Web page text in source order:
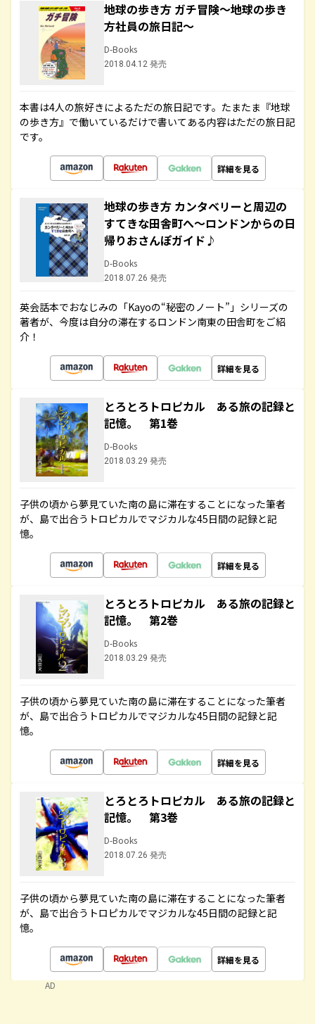
地球の歩き方 ガチ冒険～地球の歩き
方社員の旅日記～
D-Books
2018.04.12 発売
本書は4人の旅好きによるただの旅日記です。たまたま『地球
の歩き方』で働いているだけで書いてある内容はただの旅日記
です。
詳細を見る
地球の歩き方 カンタベリーと周辺の
すてきな田舎町へ～ロンドンからの日
帰りおさんぽガイド♪
D-Books
2018.07.26 発売
英会話本でおなじみの「Kayoの“秘密のノート”」シリーズの
著者が、今度は自分の滞在するロンドン南東の田舎町をご紹
介！
詳細を見る
とろとろトロピカル ある旅の記録と
記憶。 第1巻
D-Books
2018.03.29 発売
子供の頃から夢見ていた南の島に滞在することになった筆者
が、島で出合うトロピカルでマジカルな45日間の記録と記
憶。
詳細を見る
とろとろトロピカル ある旅の記録と
記憶。 第2巻
D-Books
2018.03.29 発売
子供の頃から夢見ていた南の島に滞在することになった筆者
が、島で出合うトロピカルでマジカルな45日間の記録と記
憶。
詳細を見る
とろとろトロピカル ある旅の記録と
記憶。 第3巻
D-Books
2018.07.26 発売
子供の頃から夢見ていた南の島に滞在することになった筆者
が、島で出合うトロピカルでマジカルな45日間の記録と記
憶。
詳細を見る
AD